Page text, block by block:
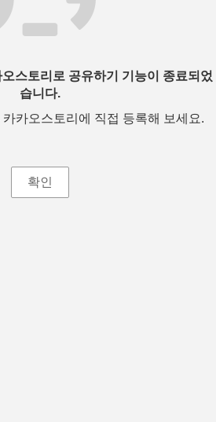
스토리로 공유하기 기능이 종료되었
습니다.
카오스토리에 직접 등록해 보세요.
확인